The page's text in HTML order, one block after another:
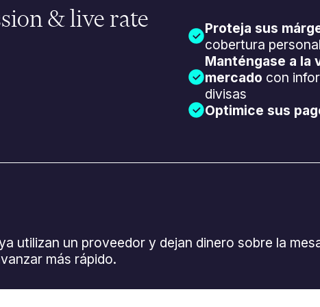
& live rate
Proteja sus
cobertura
Manténgase a la
mercado con
divisas
Optimice sus
utilizan un proveedor y dejan dinero sobre la
más rápido.